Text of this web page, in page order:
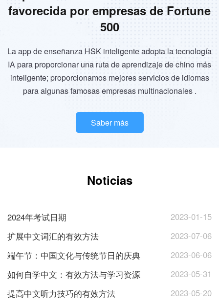
favorecida por empresas de Fortune
500
La app de enseñanza HSK inteligente adopta la tecnología
IA para proporcionar una ruta de aprendizaje de chino más
inteligente; proporcionamos mejores servicios de idiomas
para algunas famosas empresas multinacionales .
Saber más
Noticias
2024年考试日期
2023-01-15
扩展中文词汇的有效方法
2023-07-06
端午节：中国文化与传统节日的庆典
2023-06-06
如何自学中文：有效方法与学习资源
2023-05-31
提高中文听力技巧的有效方法
2023-05-20